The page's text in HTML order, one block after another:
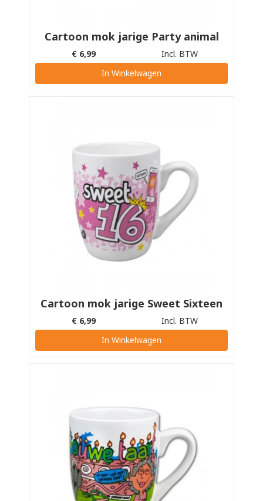
Cartoon mok jarige Party animal
€ 6,99
Incl. BTW
In Winkelwagen
Cartoon mok jarige Sweet Sixteen
€ 6,99
Incl. BTW
In Winkelwagen